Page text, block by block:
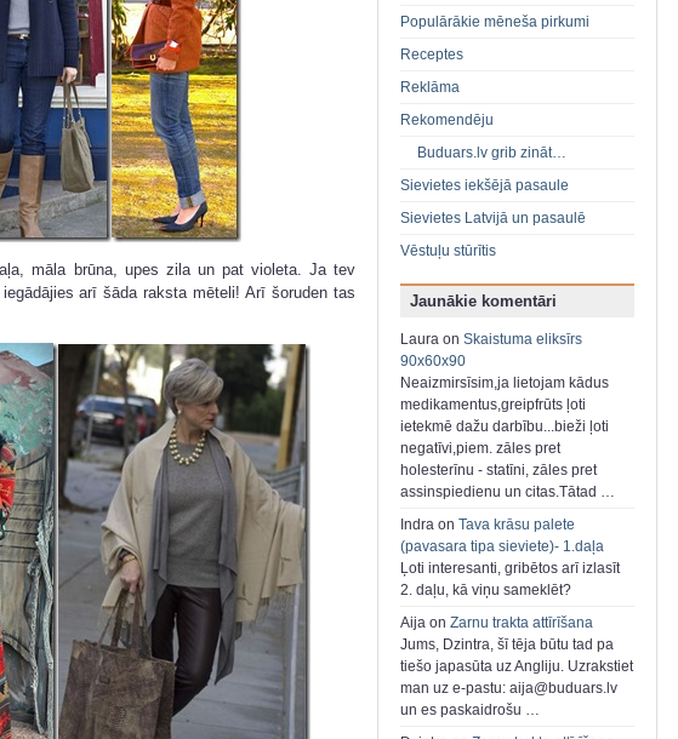
māla brūna, upes zila un pat violeta. Ja tev
arī šāda raksta mēteli! Arī šoruden tas
Populārākie mēneša pirkumi
Receptes
Reklāma
Rekomendēju
Buduars.lv grib zināt…
Sievietes iekšējā pasaule
Sievietes Latvijā un pasaulē
Vēstuļu stūrītis
Jaunākie komentāri
Laura on Skaistuma eliksīrs
90x60x90
Neaizmirsīsim,ja lietojam kādus
medikamentus,greipfrūts ļoti
ietekmē dažu darbību...bieži ļoti
negatīvi,piem. zāles pret
holesterīnu - statīni, zāles pret
assinspiedienu un citas.Tātad …
Indra on Tava krāsu palete
(pavasara tipa sieviete)- 1.daļa
Ļoti interesanti, gribētos arī izlasīt
2. daļu, kā viņu sameklēt?
Aija on Zarnu trakta attīrīšana
Jums, Dzintra, šī tēja būtu tad pa
tiešo japasūta uz Angliju. Uzrakstiet
man uz e-pastu: aija@buduars.lv
un es paskaidrošu …